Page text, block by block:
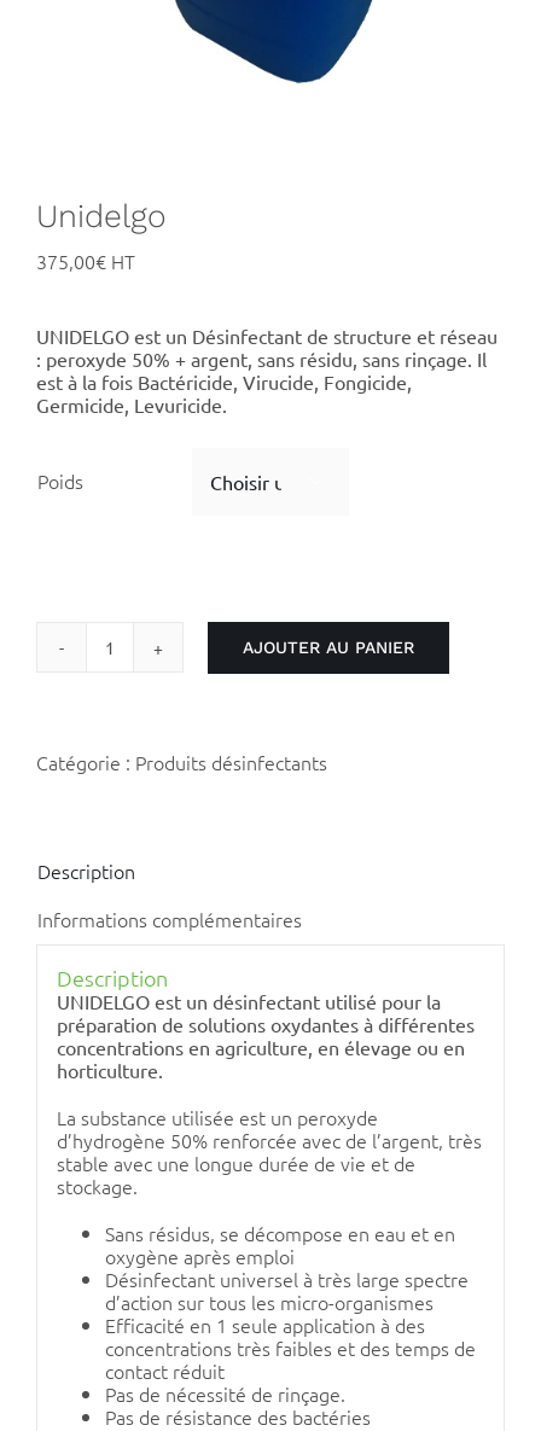
Unidelgo
375,00€
UNIDELGO est un Désinfectant de structure et réseau
: peroxyde 50% + argent, sans résidu, sans rinçage. Il
est à la fois Bactéricide, Virucide, Fongicide,
Germicide, Levuricide.
Poids
quantité
AJOUTER AU PANIER
Catégorie : Produits désinfectants
Description
Informations complémentaires
Description
UNIDELGO est un désinfectant utilisé pour la
préparation de solutions oxydantes à différentes
concentrations en agriculture, en élevage ou en
horticulture.
La substance utilisée est un peroxyde
d’hydrogène 50% renforcée avec de l’argent, très
stable avec une longue durée de vie et de
stockage.
Sans résidus, se décompose en eau et en
oxygène après emploi
Désinfectant universel à très large spectre
d’action sur tous les micro-organismes
Efficacité en 1 seule application à des
concentrations très faibles et des temps de
contact réduit
Pas de nécessité de rinçage.
Pas de résistance des bactéries